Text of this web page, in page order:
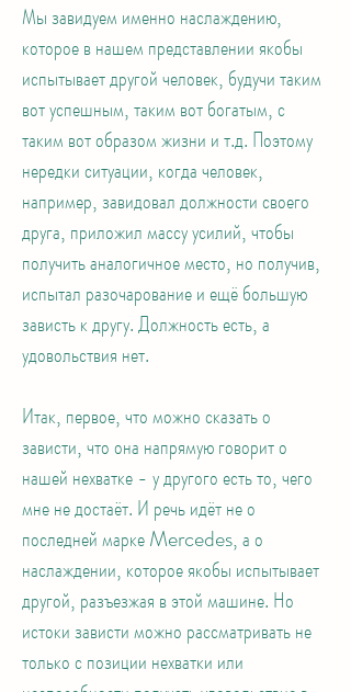
Мы завидуем именно наслаждению,
которое в нашем представлении якобы
испытывает другой человек, будучи таким
вот успешным, таким вот богатым, с
таким вот образом жизни и т.д. Поэтому
нередки ситуации, когда человек,
например, завидовал должности своего
друга, приложил массу усилий, чтобы
получить аналогичное место, но получив,
испытал разочарование и ещё большую
зависть к другу. Должность есть, а
удовольствия нет.
Итак, первое, что можно сказать о
зависти, что она напрямую говорит о
нашей нехватке - у другого есть то, чего
мне не достаёт. И речь идёт не о
последней марке Mercedes, а о
наслаждении, которое якобы испытывает
другой, разъезжая в этой машине. Но
истоки зависти можно рассматривать не
только с позиции нехватки или